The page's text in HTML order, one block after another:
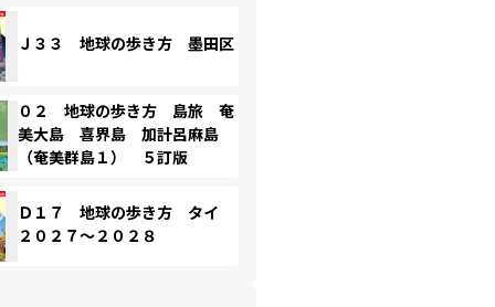
Ｊ３３ 地球の歩き方 墨田区
０２ 地球の歩き方 島旅 奄
美大島 喜界島 加計呂麻島
（奄美群島１） ５訂版
Ｄ１７ 地球の歩き方 タイ
２０２７～２０２８